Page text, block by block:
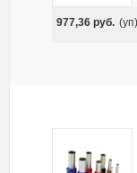
977,36руб. (уп)